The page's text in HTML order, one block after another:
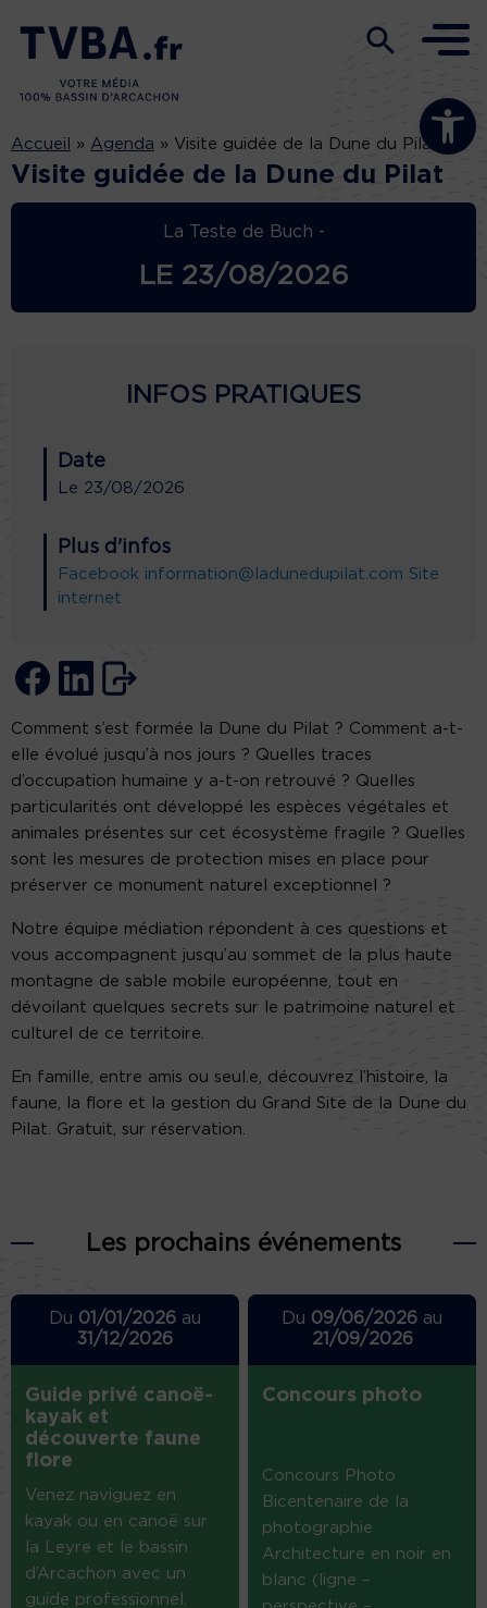
Ouvrir la
Accueil » Agenda » Visite guidée de la Dune du Pilat
Visite guidée de la Dune du Pilat
La Teste de Buch -
LE 23/08/2026
INFOS PRATIQUES
Date
Le 23/08/2026
Plus d'infos
Facebook information@ladunedupilat.com Site
internet
Comment s’est formée la Dune du Pilat ? Comment a-t-
elle évolué jusqu’à nos jours ? Quelles traces
d’occupation humaine y a-t-on retrouvé ? Quelles
particularités ont développé les espèces végétales et
animales présentes sur cet écosystème fragile ? Quelles
sont les mesures de protection mises en place pour
préserver ce monument naturel exceptionnel ?
Notre équipe médiation répondent à ces questions et
vous accompagnent jusqu’au sommet de la plus haute
montagne de sable mobile européenne, tout en
dévoilant quelques secrets sur le patrimoine naturel et
culturel de ce territoire.
En famille, entre amis ou seul.e, découvrez l’histoire, la
faune, la flore et la gestion du Grand Site de la Dune du
Pilat. Gratuit, sur réservation.
Les prochains événements
Du 01/01/2026au
31/12/2026
Guide privé canoë-
kayak et
découverte faune
flore
Venez naviguez en
kayak ou en canoë sur
la Leyre et le bassin
d’Arcachon avec un
guide professionnel.
Du 09/06/2026 au
21/09/2026
Concours photo
Concours Photo
Bicentenaire de la
photographie
Architecture en noir en
blanc (ligne –